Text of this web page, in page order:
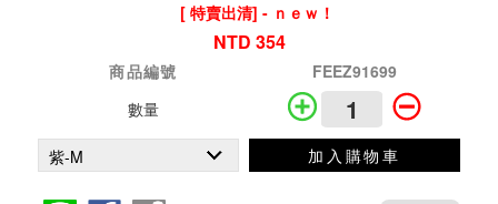
[ 特賣出清] - ｎｅｗ！
NTD 354
商品編號
FEEZ91699
數量
加入購物車